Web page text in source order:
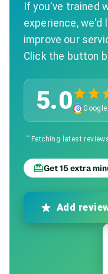
If you've trained
experience, we'd
improve our
Click the button
5.0 G
Fetching latest
Get 15 extra
Add